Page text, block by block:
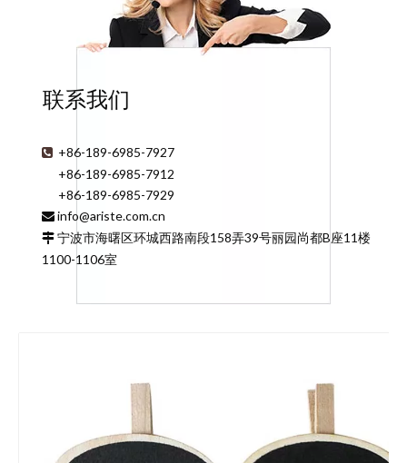
联系我们
 +86-189-6985-7927
+86-189-6985-7912
+86-189-6985-7929
 info@ariste.com.cn
 宁波市海曙区环城西路南段158弄39号丽园尚都B座11楼
1100-1106室